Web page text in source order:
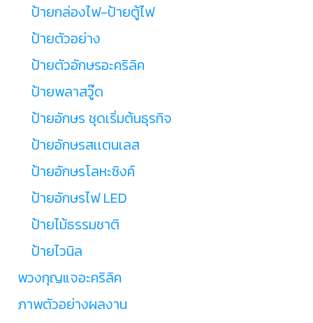
ป้ายกล่องไฟ-ป้ายตู้ไฟ
ป้ายตัวอย่าง
ป้ายตัวอักษรอะคริลิค
ป้ายพลาสวู๊ด
ป้ายอักษร ชุดเริ่มต้นธุรกิจ
ป้ายอักษรสเเตนเลส
ป้ายอักษรโลหะซิงค์
ป้ายอักษรไฟ LED
ป้ายไม้ธรรมชาติ
ป้ายไวนิล
พวงกุญแจอะคริลิค
ภาพตัวอย่างผลงาน